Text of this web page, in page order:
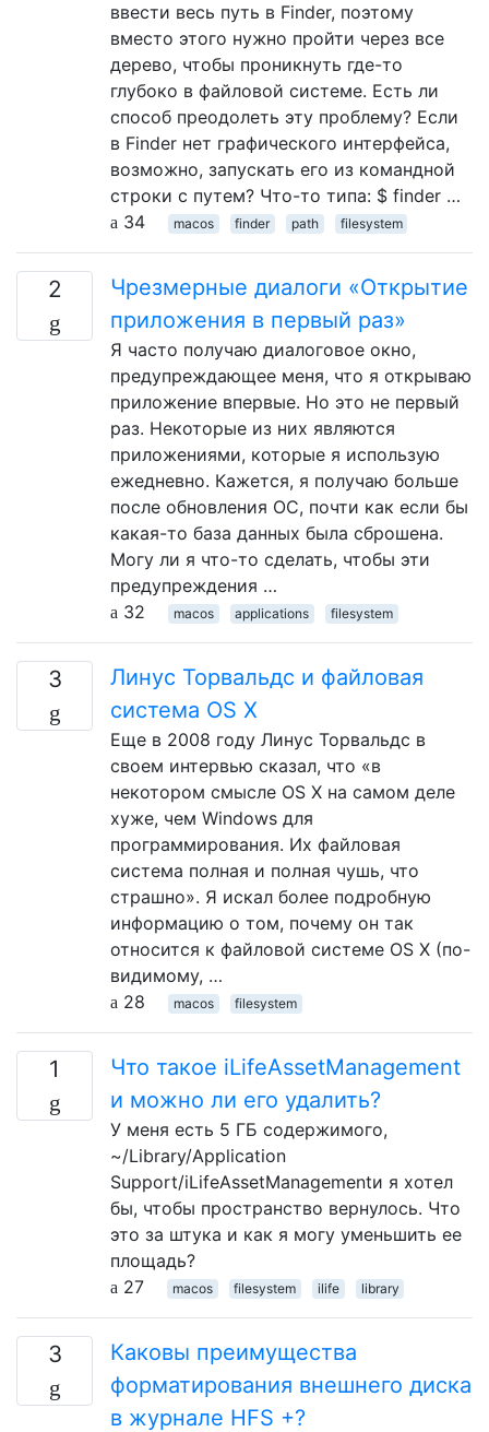
ввести весь путь в Finder, поэтому
вместо этого нужно пройти через все
дерево, чтобы проникнуть где-то
глубоко в файловой системе. Есть ли
способ преодолеть эту проблему? Если
в Finder нет графического интерфейса,
возможно, запускать его из командной
строки с путем? Что-то типа: $ finder …
34
macos finder path filesystem
2
Чрезмерные диалоги «Открытие
приложения в первый раз»
Я часто получаю диалоговое окно,
предупреждающее меня, что я открываю
приложение впервые. Но это не первый
раз. Некоторые из них являются
приложениями, которые я использую
ежедневно. Кажется, я получаю больше
после обновления ОС, почти как если бы
какая-то база данных была сброшена.
Могу ли я что-то сделать, чтобы эти
предупреждения …
32
macos applications filesystem
3
Линус Торвальдс и файловая
система OS X
Еще в 2008 году Линус Торвальдс в
своем интервью сказал, что «в
некотором смысле OS X на самом деле
хуже, чем Windows для
программирования. Их файловая
система полная и полная чушь, что
страшно». Я искал более подробную
информацию о том, почему он так
относится к файловой системе OS X (по-
видимому, …
28
macos filesystem
1
Что такое iLifeAssetManagement
и можно ли его удалить?
У меня есть 5 ГБ содержимого,
~/Library/Application
Support/iLifeAssetManagementи я хотел
бы, чтобы пространство вернулось. Что
это за штука и как я могу уменьшить ее
площадь?
27
macos filesystem ilife library
3
Каковы преимущества
форматирования внешнего диска
в журнале HFS +?